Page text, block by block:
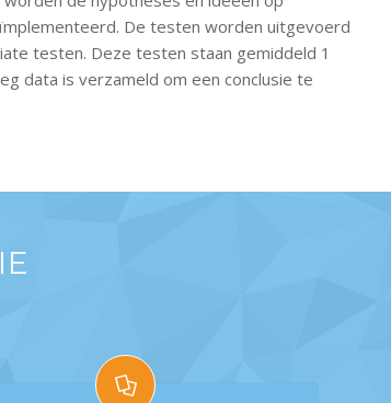
De testen worden uitgevoerd
testen. Deze testen staan gemiddeld 1
data is verzameld om een conclusie te